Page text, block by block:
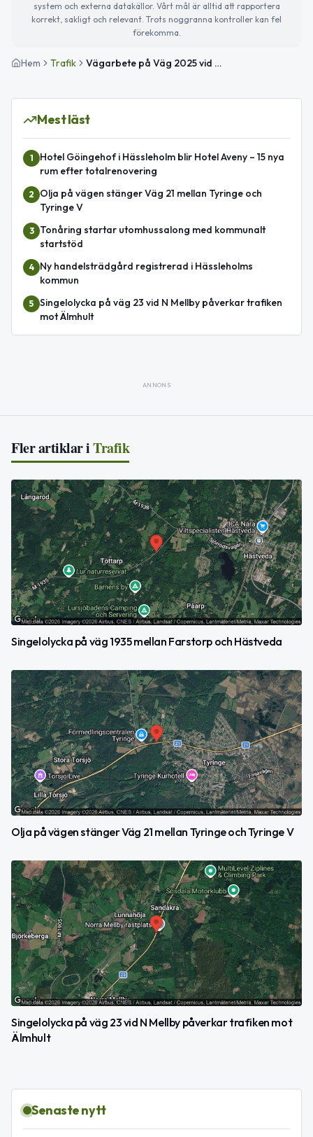
system och externa datakällor. Vårt mål är alltid att rapportera
korrekt, sakligt och relevant. Trots noggranna kontroller kan fel
förekomma.
Hem Trafik Vägarbete på Väg 2025 vid Vinslöv med stor påverkan avslutat
Mest läst
1
Hotel Göingehof i Hässleholm blir Hotel Aveny – 15 nya
rum efter totalrenovering
2
Olja på vägen stänger Väg 21 mellan Tyringe och
Tyringe V
3
Tonåring startar utomhussalong med kommunalt
startstöd
4
Ny handelsträdgård registrerad i Hässleholms
kommun
5 Singelolycka på väg 23 vid N Mellby påverkar trafiken
mot Älmhult
ANNONS
Fler artiklar iTrafik
Singelolycka på väg 1935 mellan Farstorp och Hästveda
Olja på vägen stänger Väg 21 mellan Tyringe och Tyringe V
Singelolycka på väg 23 vid N Mellby påverkar trafiken mot
Älmhult
Senaste nytt